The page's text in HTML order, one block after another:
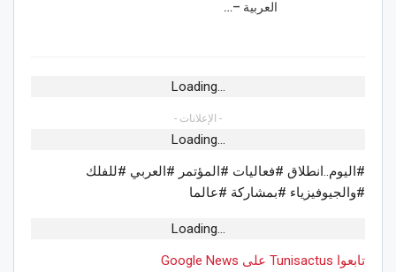
العربية –…
Loading...
- الإعلانات -
Loading...
#اليوم..انطلاق #فعاليات #المؤتمر #العربي #للفلك
#والجيوفيزياء #بمشاركة #عالما
Loading...
تابعوا Tunisactus على Google News